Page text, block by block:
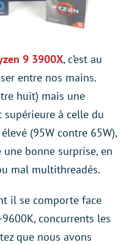
9 3900X, c’est au
entre nos mains.
huit) mais une
supérieure à celle du
(95W contre 65W),
une bonne surprise, en
mal multithreadés.
il se comporte face
concurrents les
que nous avons